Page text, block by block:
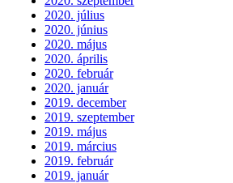
2020. július
2020. június
2020. május
2020. április
2020. február
2020. január
2019. december
2019. szeptember
2019. május
2019. március
2019. február
2019. január